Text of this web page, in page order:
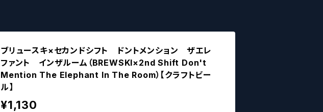
ブリュースキ×セカンドシフト ドントメンション ザエレ
ファント インザルーム（BREWSKI×2nd Shift Don't
Mention The Elephant In The Room）【クラフトビー
ル】
¥1,130